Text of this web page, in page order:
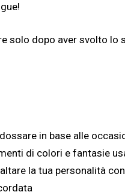
solo dopo aver svolto lo
in base alle
di colori e fantasie
la tua personalità